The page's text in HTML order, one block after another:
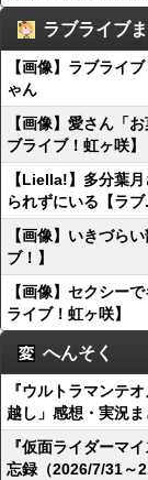
ラブライブ
【画像】ラブライ
ゃん
【画像】愛さん「
ブライブ！虹ヶ咲】
【Liella!】多分葉
られずにいる【ラブ
【画像】いきづら
ブ！】
【画像】セクシー
ライブ！虹ヶ咲】
へんそく
『ウルトラマンテ
越し」感想・実況
『仮面ライダーマ
忘録（2026/7/31～